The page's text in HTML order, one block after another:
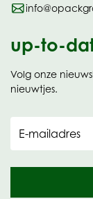
up-to-
Volg onze
nieuwtjes.
E-mailadres